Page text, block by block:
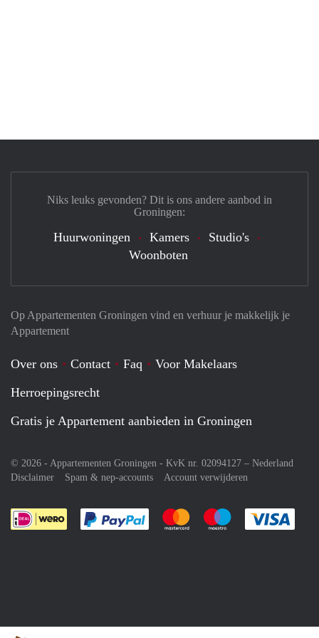
Op Appartementen Groningen vind en verhuur je makkelijk je
Appartement
Over ons Contact Faq
Voor Makelaars
Herroepingsrecht
Gratis je Appartement aanbieden in Groningen
© 2026 - Appartementen Groningen - KvK nr. 02094127 – Nederland
Disclaimer
Spam & nep-accounts Account verwijderen
Je rekent gemakkelijk af met Paypal
Je rekent gemakkelijk af met
Je rekent
Niks leuks gevonden? Dit is ons andere aanbod in
Groningen:
Huurwoningen Kamers
Studio's
Woonboten